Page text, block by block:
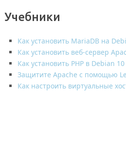
Учебники
Как установить MariaDB на
Как установить веб-сервер
Как установить PHP в Debian
Защитите Apache с помощью
Как настроить виртуальные